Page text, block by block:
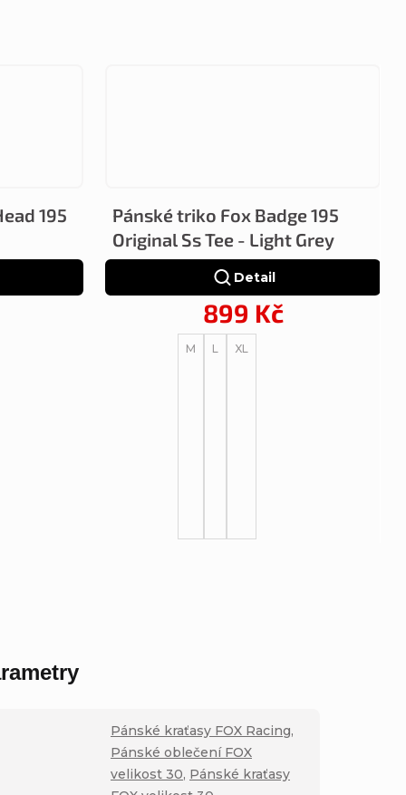
195
Pánské triko Fox Badge 195
Original Ss Tee - Light Grey
899 Kč
Detail
M L XL
Pánské kraťasy FOX Racing,
Pánské oblečení FOX
velikost 30, Pánské kraťasy